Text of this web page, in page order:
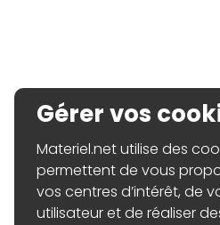
Gérer vos
Materiel.net utilise des
permettent de vous
vos centres d’intérêt, de
utilisateur et de réaliser